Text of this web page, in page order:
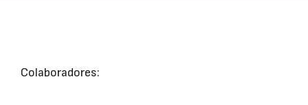
Colaboradores: